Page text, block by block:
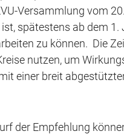
Versammlung vom
spätestens ab dem
zu können. Die
nutzen, um
einer breit
der Empfehlung